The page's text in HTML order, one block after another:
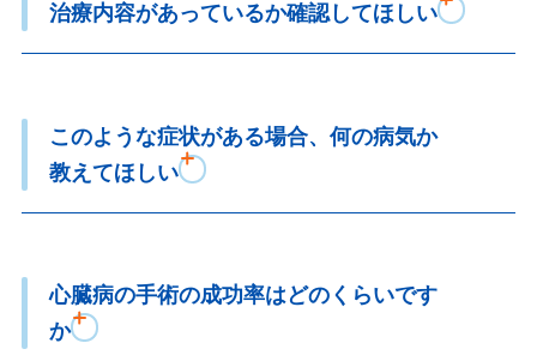
治療内容があっているか確認してほしい
このような症状がある場合、何の病気か
教えてほしい
心臓病の手術の成功率はどのくらいです
か